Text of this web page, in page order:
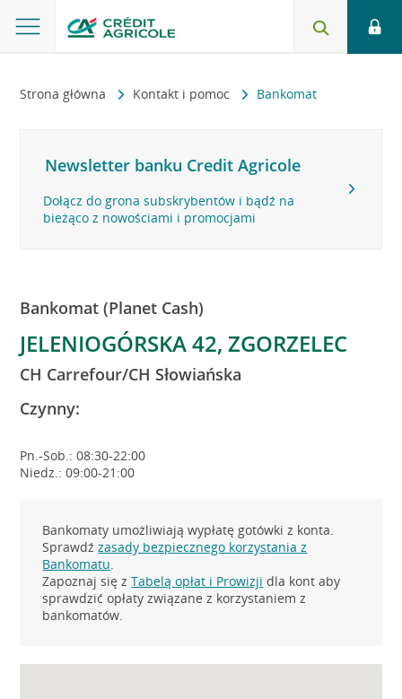
Strona główna Kontakt i pomoc Bankomat
Newsletter banku Credit Agricole
Dołącz do grona subskrybentów i bądź na
bieżąco z nowościami i promocjami
Bankomat (Planet Cash)
JELENIOGÓRSKA 42, ZGORZELEC
CH Carrefour/CH Słowiańska
Czynny:
Pn.-Sob.: 08:30-22:00
Niedz.: 09:00-21:00
Bankomaty umożliwiają wypłatę gotówki z konta.
Sprawdźzasady bezpiecznego korzystania z
Bankomatu.
Zapoznaj się zTabelą opłat i Prowizji dla kont aby
sprawdzić opłaty związane z korzystaniem z
bankomatów.